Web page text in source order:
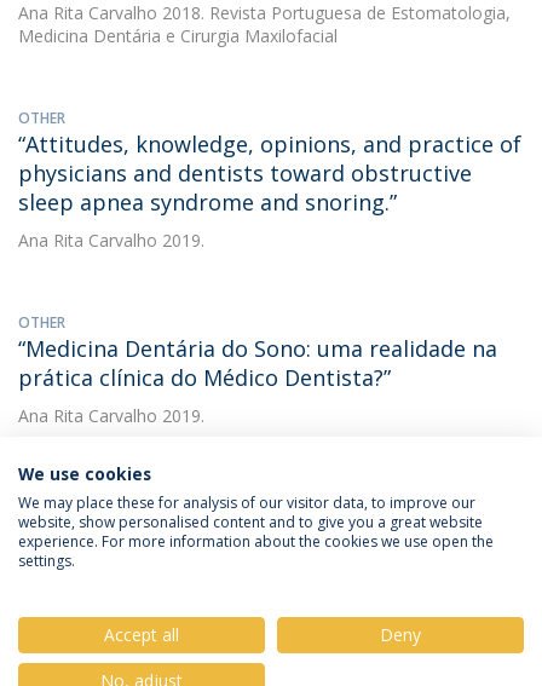
Ana Rita Carvalho 2018. Revista Portuguesa de Estomatologia,
Medicina Dentária e Cirurgia Maxilofacial
OTHER
“Attitudes, knowledge, opinions, and practice of
physicians and dentists toward obstructive
sleep apnea syndrome and snoring.”
Ana Rita Carvalho 2019.
OTHER
“Medicina Dentária do Sono: uma realidade na
prática clínica do Médico Dentista?”
Ana Rita Carvalho 2019.
Privacy Policy
We use cookies
We may place these for analysis of our visitor data, to improve our
website, show personalised content and to give you a great website
experience. For more information about the cookies we use open the
settings.
Accept all
Deny
No, adjust